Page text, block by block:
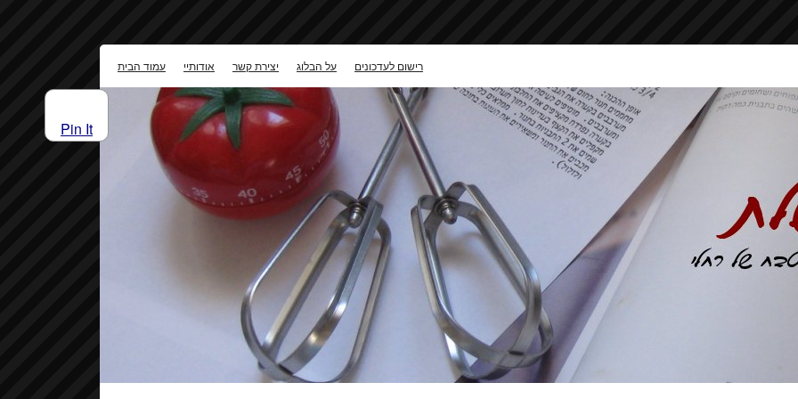
Pin It
עמוד הבית אודותיי יצירת קשר על הבלוג רישום לעדכונים